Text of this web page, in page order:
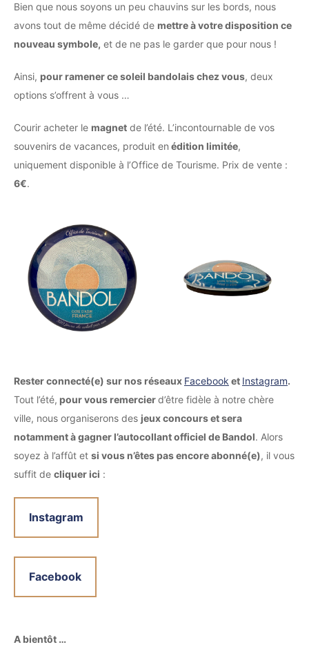
Bien que nous soyons un peu chauvins sur les bords, nous
avons tout de même décidé de mettre à votre disposition ce
nouveau symbole, et de ne pas le garder que pour nous !
Ainsi, pour ramener ce soleil bandolais chez vous, deux
options s’offrent à vous …
Courir acheter le magnet de l’été. L’incontournable de vos
souvenirs de vacances, produit en édition limitée,
uniquement disponible à l’Office de Tourisme. Prix de vente :
6€.
Rester connecté(e) sur nos réseaux Facebook et Instagram.
Tout l’été, pour vous remercierd’être fidèle à notre chère
ville, nous organiserons des jeux concours et sera
notamment à gagner l’autocollant officiel de Bandol. Alors
soyez à l’affût et si vous n’êtes pas encore abonné(e), il vous
suffit de cliquer ici :
Instagram
Facebook
A bientôt …